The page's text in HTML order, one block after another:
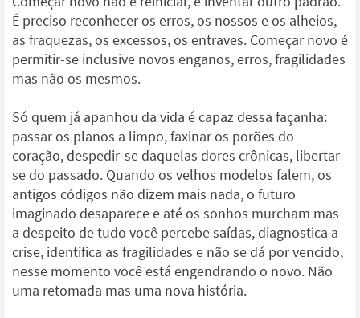
É preciso reconhecer os erros, os nossos e os alheios,
as fraquezas, os excessos, os entraves. Começar novo é
permitir-se inclusive novos enganos, erros, fragilidades
mas não os mesmos.
Só quem já apanhou da vida é capaz dessa façanha:
passar os planos a limpo, faxinar os porões do
coração, despedir-se daquelas dores crônicas, libertar-
se do passado. Quando os velhos modelos falem, os
antigos códigos não dizem mais nada, o futuro
imaginado desaparece e até os sonhos murcham mas
a despeito de tudo você percebe saídas, diagnostica a
crise, identifica as fragilidades e não se dá por vencido,
nesse momento você está engendrando o novo. Não
uma retomada mas uma nova história.